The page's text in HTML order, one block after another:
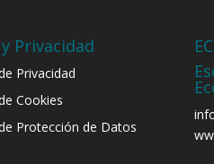
Privacidad
Privacidad
Cookies
Protección de Datos